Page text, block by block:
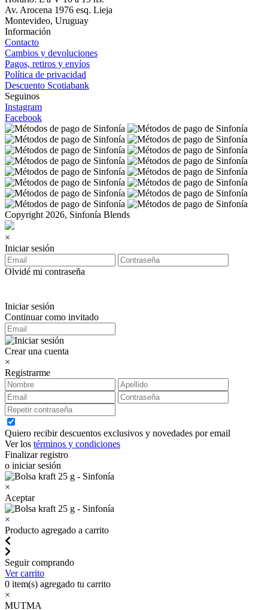
Av. Arocena 1976 esq. Lieja
Montevideo, Uruguay
Información
Contacto
Cambios y devoluciones
Pagos, retiros y envíos
Política de privacidad
Descuento Scotiabank
Seguinos
Instagram
Facebook
Copyright 2026, Sinfonía Blends
×
Iniciar sesión
Olvidé mi contraseña
Iniciar sesión
Continuar como invitado
Crear una cuenta
×
Registrarme
Quiero recibir descuentos exclusivos y novedades por email
Ver los términos y condiciones
Finalizar registro
o iniciar sesión
×
Aceptar
×
Producto agregado a carrito
Seguir comprando
Ver carrito
0 item(s) agregado tu carrito
×
MUTMA